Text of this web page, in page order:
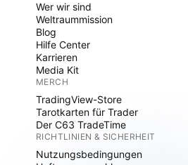
Wer wir sind
Weltraummission
Blog
Hilfe Center
Karrieren
Media Kit
MERCH
TradingView-Store
Tarotkarten für Trader
Der C63 TradeTime
RICHTLINIEN & SICHERHEIT
Nutzungsbedingungen